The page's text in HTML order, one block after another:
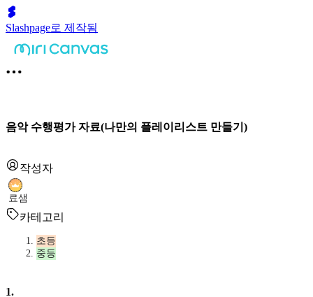
Slashpage로 제작됨
음악 수행평가 자료(나만의 플레이리스트 만들기)
작성자
료샘
카테고리
초등
중등
1.